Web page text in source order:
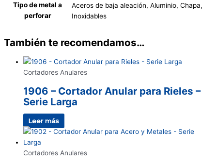
Tipo de metal a
perforar
Aceros de baja aleación, Aluminio, Chapa,
Inoxidables
También te recomendamos…
Cortadores Anulares
1906 – Cortador Anular para Rieles –
Serie Larga
Leer más
Cortadores Anulares